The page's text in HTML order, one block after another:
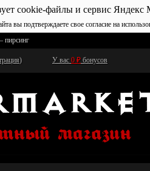
cookie-файлы и сервис Яндекс
вы подтверждаете свое согласие на
пирсинг
) У вас 0 ₽ бонусов